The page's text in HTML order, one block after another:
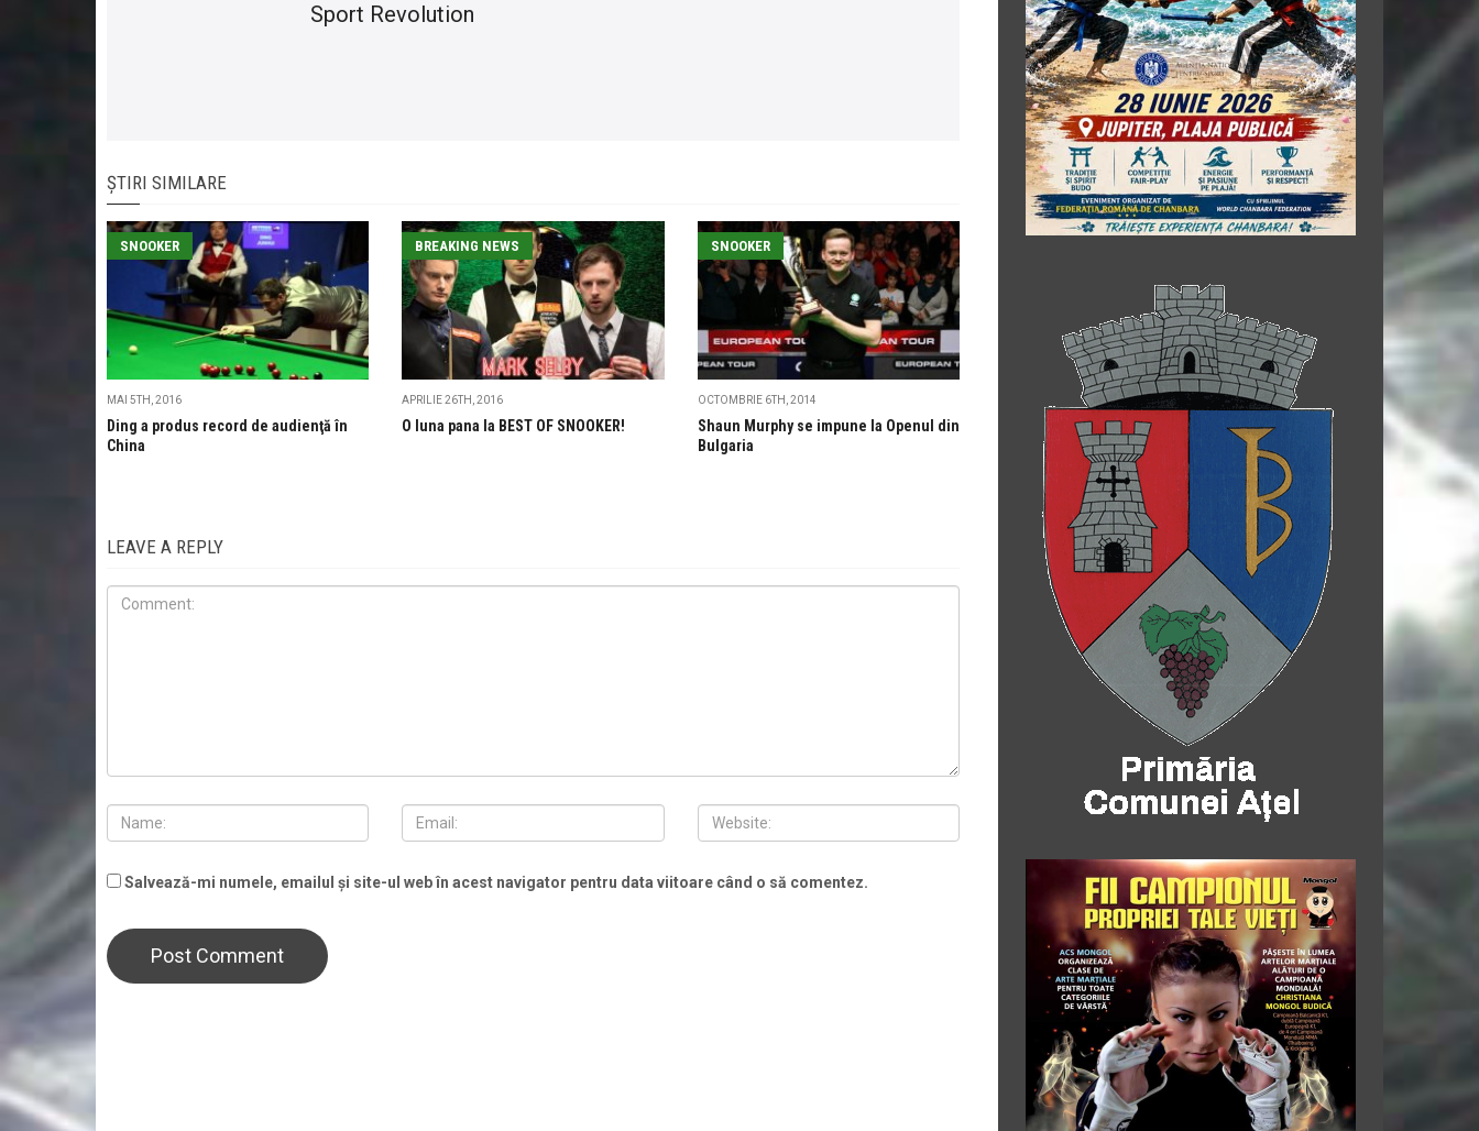
Sport Revolution
ȘTIRI SIMILARE
SNOOKER
MAI 5TH, 2016
Ding a produs record de audienţă în
China
BREAKING NEWS
APRILIE 26TH, 2016
O luna pana la BEST OF SNOOKER!
SNOOKER
OCTOMBRIE 6TH, 2014
Shaun Murphy se impune la Openul din
Bulgaria
LEAVE A REPLY
Salvează-mi numele, emailul și site-ul web în acest navigator pentru data viitoare când o să comentez.